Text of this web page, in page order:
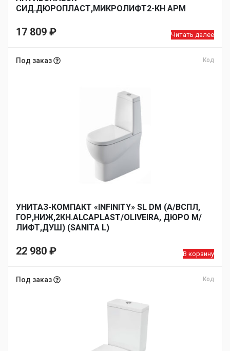
СИД.ДЮРОПЛАСТ,МИКРОЛИФТ2-КН АРМ
17 809 ₽ Читать далее
Под заказ Код
УНИТАЗ-КОМПАКТ «INFINITY» SL DM (А/ВСПЛ,
ГОР,НИЖ,2КН.ALCAPLAST/OLIVEIRA, ДЮРО М/
ЛИФТ,ДУШ) (SANITA L)
22 980 ₽ В корзину
Под заказ Код